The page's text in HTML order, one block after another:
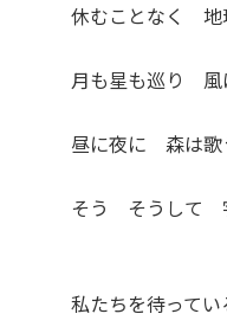
休むことなく
月も星も巡り
昼に夜に 森は
そう そうして
私たちを待ってい